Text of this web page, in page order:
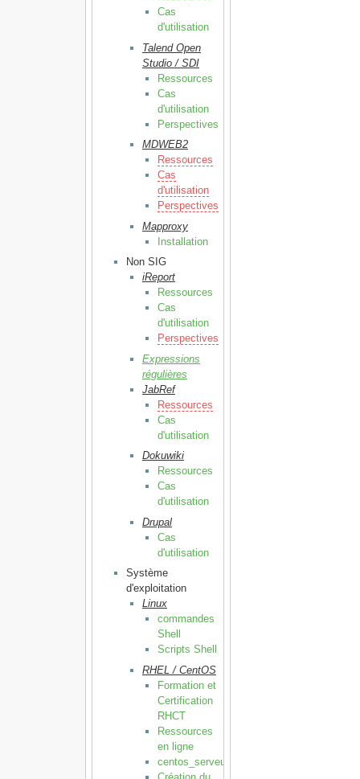
Cas
d'utilisation
Talend Open
Studio / SDI
Ressources
Cas
d'utilisation
Perspectives
MDWEB2
Ressources
Cas
d'utilisation
Perspectives
Mapproxy
Installation
Non SIG
iReport
Ressources
Cas
d'utilisation
Perspectives
Expressions
régulières
JabRef
Ressources
Cas
d'utilisation
Dokuwiki
Ressources
Cas
d'utilisation
Drupal
Cas
d'utilisation
Système
d'exploitation
Linux
commandes
Shell
Scripts Shell
RHEL / CentOS
Formation et
Certification
RHCT
Ressources
en ligne
centos_serveur